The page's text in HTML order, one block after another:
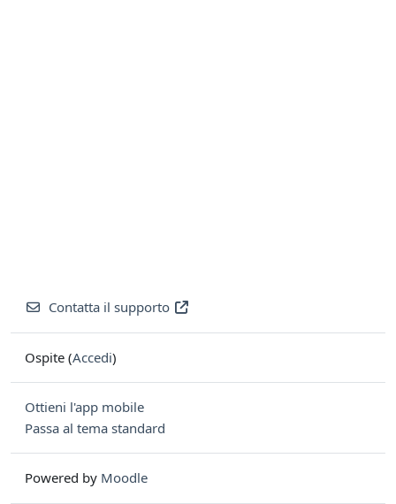
Contatta il supporto
Ospite (Accedi)
Ottieni l'app mobile
Passa al tema standard
Powered by Moodle